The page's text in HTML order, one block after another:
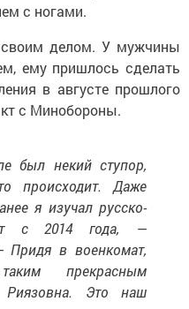
с ногами.
делом. У мужчины
ему пришлось сделать
в августе прошлого
с Минобороны.
был некий ступор,
происходит. Даже
я изучал русско-
с 2014 года, —
Придя в военкомат,
прекрасным
Это наш